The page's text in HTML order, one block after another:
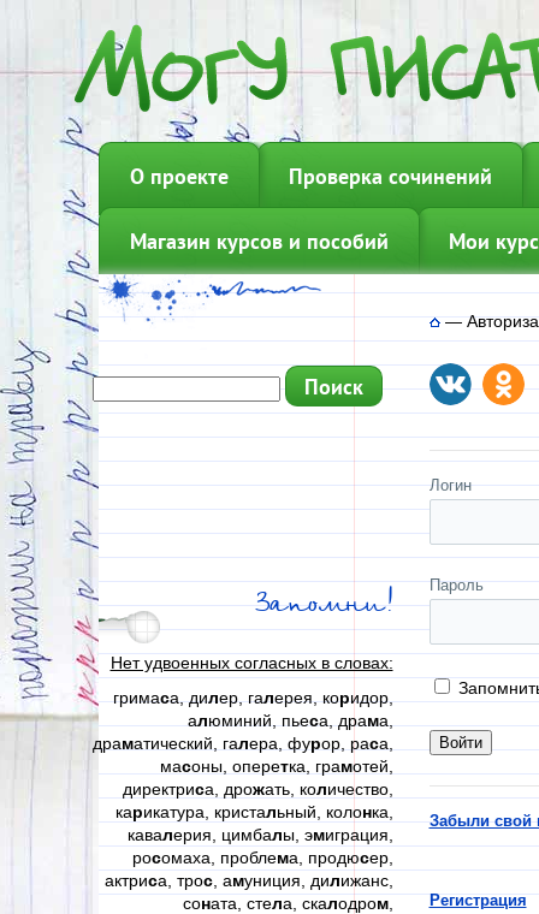
О проекте Проверка сочинений
Магазин курсов и пособий Мои
Запомни!
Нет удвоенных согласных в словах:
гримаса, дилер, галерея, коридор,
алюминий, пьеса, драма,
драматический, галера, фурор, раса,
масоны, оперетка, грамотей,
директриса, дрожать, количество,
карикатура, кристальный, колонка,
кавалерия, цимбалы, эмиграция,
росомаха, проблема, продюсер,
актриса, трос, амуниция, дилижанс,
соната, стела, скалодром,
—
Логин
Пароль
Забыли свой
Регистрация